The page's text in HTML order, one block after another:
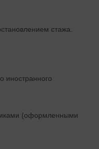
стажа.
иностранного
(оформленными